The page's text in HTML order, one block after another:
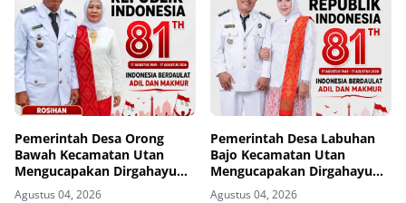
Pemerintah Desa Orong
Bawah Kecamatan Utan
Mengucapakan Dirgahayu
Republik Indonesia ke-81
Agustus 04, 2026
Pemerintah Desa Labuhan
Bajo Kecamatan Utan
Mengucapakan Dirgahayu
Republik Indonesia ke-81
Agustus 04, 2026